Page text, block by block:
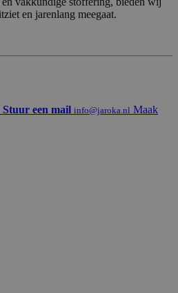
en jarenlang meegaat.
Stuur een mail info@jaroka.nl Maak